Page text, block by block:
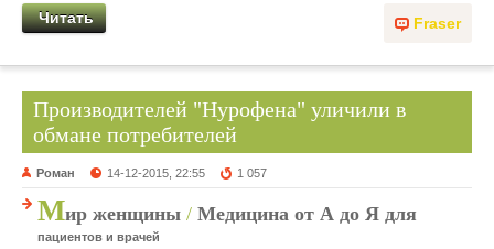
Fraser
Читать
Производителей "Нурофена" уличили в
обмане потребителей
Роман 14-12-2015, 22:55 1 057
Мир женщины / Медицина от А до Я для
пациентов и врачей